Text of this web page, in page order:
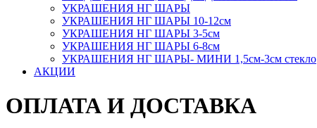
УКРАШЕНИЯ НГ ШАРЫ
УКРАШЕНИЯ НГ ШАРЫ 10-12см
УКРАШЕНИЯ НГ ШАРЫ 3-5см
УКРАШЕНИЯ НГ ШАРЫ 6-8см
УКРАШЕНИЯ НГ ШАРЫ- МИНИ 1,5см-3см стекло
АКЦИИ
ОПЛАТА И ДОСТАВКА